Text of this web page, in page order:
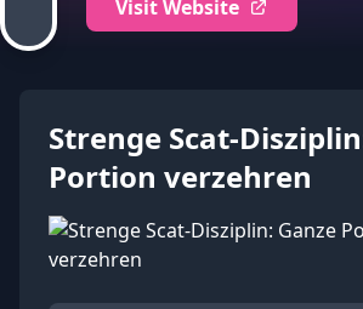
Visit Website
Strenge Scat-
Portion verzehren